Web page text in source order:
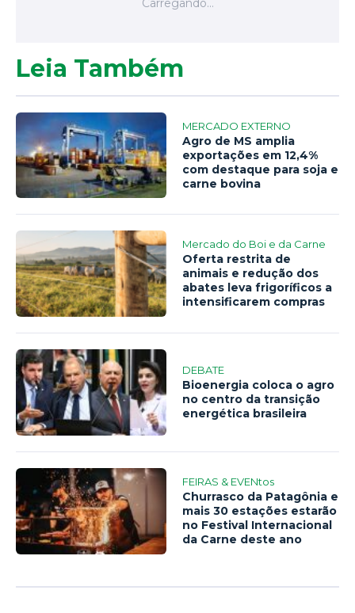
Leia Também
MERCADO EXTERNO
Agro de MS amplia
exportações em 12,4%
com destaque para soja e
carne bovina
Mercado do Boi e da Carne
Oferta restrita de
animais e redução dos
abates leva frigoríficos a
intensificarem compras
DEBATE
Bioenergia coloca o agro
no centro da transição
energética brasileira
FEIRAS & EVENtos
Churrasco da Patagônia e
mais 30 estações estarão
no Festival Internacional
da Carne deste ano